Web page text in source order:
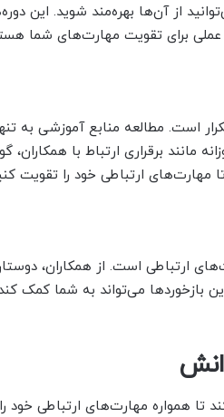
از آن‌ها بهره‌مند شوید. این
برای تقویت مهارت‌های شما
است. مطالعه منابع آموزشی به
مانند برقراری ارتباط با
مهارت‌های ارتباطی خود را تقویت
ارتباطی است. از همکاران،
بازخوردها می‌تواند به شما کمک
همواره مهارت‌های ارتباطی خود را